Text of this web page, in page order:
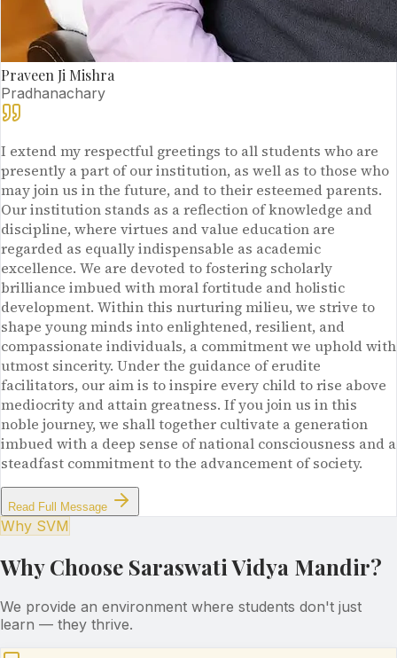
Praveen Ji Mishra
Pradhanachary
I extend my respectful greetings to all students who are
presently a part of our institution, as well as to those who
may join us in the future, and to their esteemed parents.
Our institution stands as a reflection of knowledge and
discipline, where virtues and value education are
regarded as equally indispensable as academic
excellence. We are devoted to fostering scholarly
brilliance imbued with moral fortitude and holistic
development. Within this nurturing milieu, we strive to
shape young minds into enlightened, resilient, and
compassionate individuals, a commitment we uphold with
utmost sincerity. Under the guidance of erudite
facilitators, our aim is to inspire every child to rise above
mediocrity and attain greatness. If you join us in this
noble journey, we shall together cultivate a generation
imbued with a deep sense of national consciousness and a
steadfast commitment to the advancement of society.
Read Full Message
Why SVM
Why Choose Saraswati Vidya Mandir?
We provide an environment where students don't just
learn — they thrive.